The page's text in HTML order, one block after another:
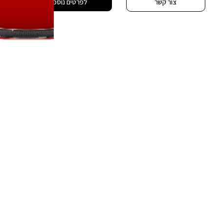
צור קשר לפרטים נוספים